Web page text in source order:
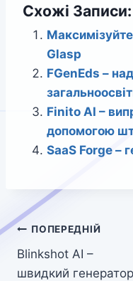
Схожі Записи:
Glasp
FGenEds –
Finito AI –
допомогою
SaaS Forge –
Навігація
записів
ПОПЕРЕДНІЙ
Blinkshot AI –
швидкий генератор